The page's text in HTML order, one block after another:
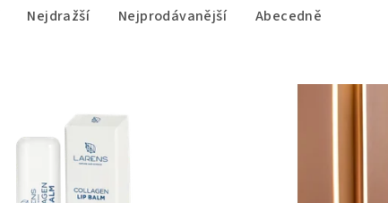
Nejdražší Nejprodávanější Abecedně